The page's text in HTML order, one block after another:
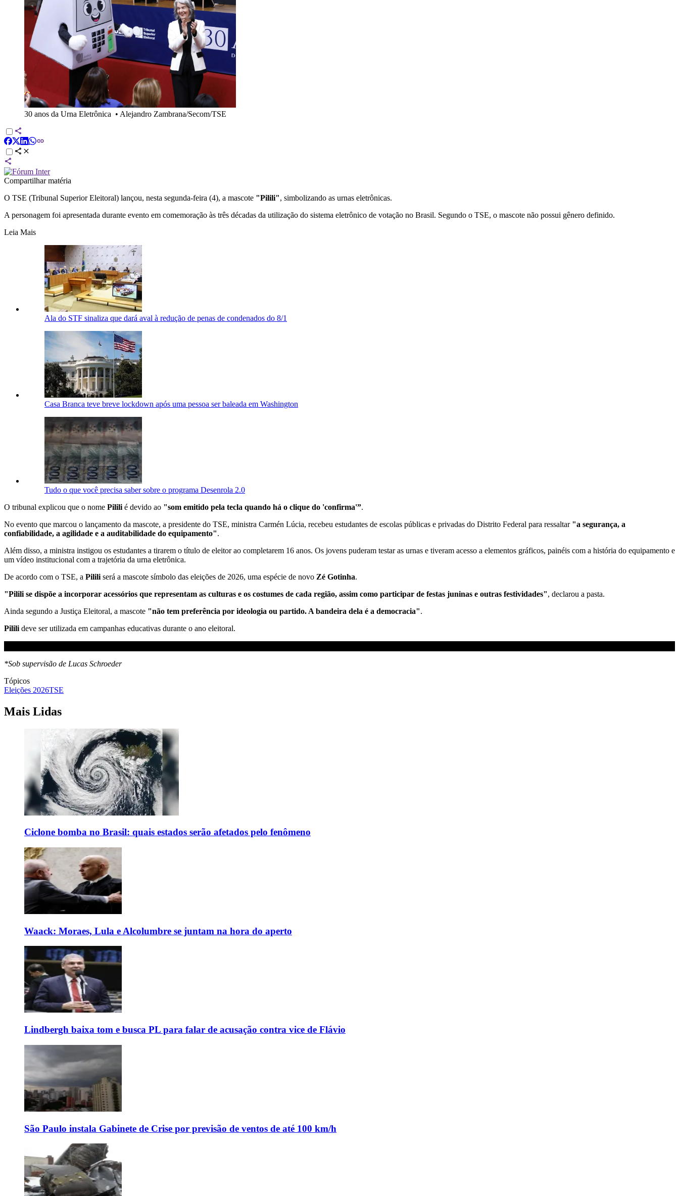
30 anos da Urna Eletrônica • Alejandro Zambrana/Secom/TSE
Compartilhar matéria
O TSE (Tribunal Superior Eleitoral) lançou, nesta segunda-feira (4), a mascote "Pilili", simbolizando as urnas eletrônicas.
A personagem foi apresentada durante evento em comemoração às três décadas da utilização do sistema eletrônico de votação no Brasil. Segundo o TSE, o mascote não possui gênero definido.
Leia Mais
Ala do STF sinaliza que dará aval à redução de penas de condenados do 8/1
Casa Branca teve breve lockdown após uma pessoa ser baleada em Washington
Tudo o que você precisa saber sobre o programa Desenrola 2.0
O tribunal explicou que o nome Pilili é devido ao "som emitido pela tecla quando há o clique do 'confirma'”.
No evento que marcou o lançamento da mascote, a presidente do TSE, ministra Carmén Lúcia, recebeu estudantes de escolas públicas e privadas do Distrito Federal para ressaltar "a segurança, a
confiabilidade, a agilidade e a auditabilidade do equipamento".
Além disso, a ministra instigou os estudantes a tirarem o título de eleitor ao completarem 16 anos. Os jovens puderam testar as urnas e tiveram acesso a elementos gráficos, painéis com a história do equipamento e
um vídeo institucional com a trajetória da urna eletrônica.
De acordo com o TSE, a Pilili será a mascote símbolo das eleições de 2026, uma espécie de novo Zé Gotinha.
"Pilili se dispõe a incorporar acessórios que representam as culturas e os costumes de cada região, assim como participar de festas juninas e outras festividades", declarou a pasta.
Ainda segundo a Justiça Eleitoral, a mascote "não tem preferência por ideologia ou partido. A bandeira dela é a democracia".
Pilili deve ser utilizada em campanhas educativas durante o ano eleitoral.
*Sob supervisão de Lucas Schroeder
Tópicos
Eleições 2026TSE
Mais Lidas
Ciclone bomba no Brasil: quais estados serão afetados pelo fenômeno
Waack: Moraes, Lula e Alcolumbre se juntam na hora do aperto
Lindbergh baixa tom e busca PL para falar de acusação contra vice de Flávio
São Paulo instala Gabinete de Crise por previsão de ventos de até 100 km/h